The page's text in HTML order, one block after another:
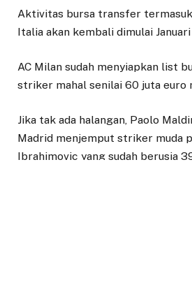
Aktivitas bursa transfer
Italia akan kembali dimulai Januari
AC Milan sudah menyiapkan list
striker mahal senilai 60 juta euro
Jika tak ada halangan, Paolo
Madrid menjemput striker muda
Ibrahimovic yang sudah berusia